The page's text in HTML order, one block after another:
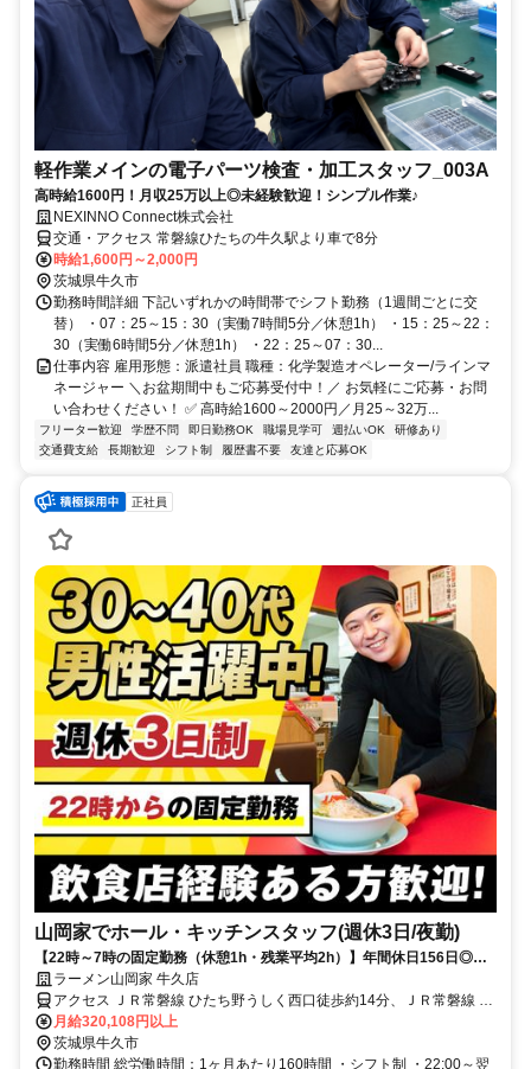
軽作業メインの電子パーツ検査・加工スタッフ_003A
高時給1600円！月収25万以上◎未経験歓迎！シンプル作業♪
NEXINNO Connect株式会社
交通・アクセス 常磐線ひたちの牛久駅より車で8分
時給1,600円～2,000円
茨城県牛久市
勤務時間詳細 下記いずれかの時間帯でシフト勤務（1週間ごとに交
替） ・07：25～15：30（実働7時間5分／休憩1h） ・15：25～22：
30（実働6時間5分／休憩1h） ・22：25～07：30...
仕事内容 雇用形態：派遣社員 職種：化学製造オペレーター/ラインマ
ネージャー ＼お盆期間中もご応募受付中！／ お気軽にご応募・お問
い合わせください！ ✅ 高時給1600～2000円／月25～32万...
フリーター歓迎 学歴不問 即日勤務OK 職場見学可 週払いOK
研修あり
交通費支給
長期歓迎 シフト制 履歴書不要 友達と応募OK
正社員
山岡家でホール・キッチンスタッフ(週休3日/夜勤)
【22時～7時の固定勤務（休憩1h・残業平均2h）】年間休日156日◎初
月から月収32万円！
ラーメン山岡家 牛久店
アクセス ＪＲ常磐線 ひたち野うしく西口徒歩約14分、ＪＲ常磐線 牛
久西口徒歩約41分、ＪＲ常磐線 荒川沖西口徒歩約47分
月給320,108円以上
茨城県牛久市
勤務時間 総労働時間：1ヶ月あたり160時間 ・シフト制 ・22:00～翌